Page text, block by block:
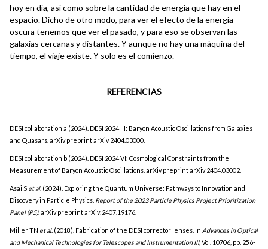
hoy en día, así como sobre la cantidad de energía que hay en el
espacio. Dicho de otro modo, para ver el efecto de la energía
oscura tenemos que ver el pasado, y para eso se observan las
galaxias cercanas y distantes. Y aunque no hay una máquina del
tiempo, el viaje existe. Y solo es el comienzo.
REFERENCIAS
DESI collaboration a (2024). DESI 2024 III: Baryon Acoustic Oscillations from Galaxies
and Quasars. arXiv preprint arXiv 2404.03000.
DESI collaboration b (2024). DESI 2024 VI: Cosmological Constraints from the
Measurement of Baryon Acoustic Oscillations. arXiv preprint arXiv 2404.03002.
Asai S et al. (2024). Exploring the Quantum Universe: Pathways to Innovation and
Discovery in Particle Physics. Report of the 2023 Particle Physics Project Prioritization
Panel (P5). arXiv preprint arXiv:2407.19176.
Miller TN et al. (2018). Fabrication of the DESI corrector lenses. In Advances in Optical
and Mechanical Technologies for Telescopes and Instrumentation III, Vol. 10706, pp. 256-